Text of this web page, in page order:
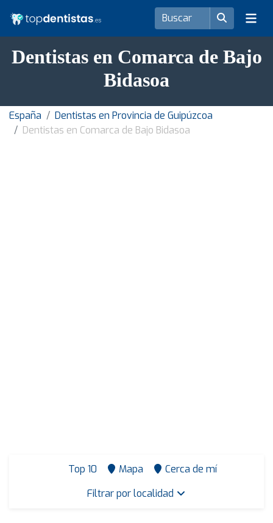
Dentistas en Comarca de Bajo
Bidasoa
España
Dentistas en Provincia de Guipúzcoa
Dentistas en Comarca de Bajo Bidasoa
Top 10 Mapa
Cerca de mí
Filtrar por localidad